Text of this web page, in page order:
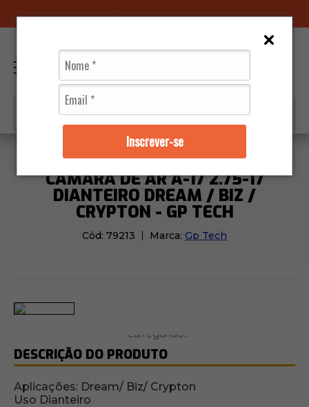
Inscrever-se
Câmaras de Ar Câmara de Ar A-17 2.75-17
CÂMARA DE AR A-17 2.75-17
DIANTEIRO DREAM / BIZ /
CRYPTON - GP TECH
Cód: 79213 Marca: Gp Tech
DESCRIÇÃO DO PRODUTO
Aplicações: Dream/ Biz/ Crypton
Uso Dianteiro